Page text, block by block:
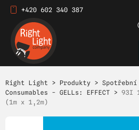
+420 602 340 387
Right Light > Produkty >
Consumables - GELLs: EFFECT >93I
(1m x 1,2m)